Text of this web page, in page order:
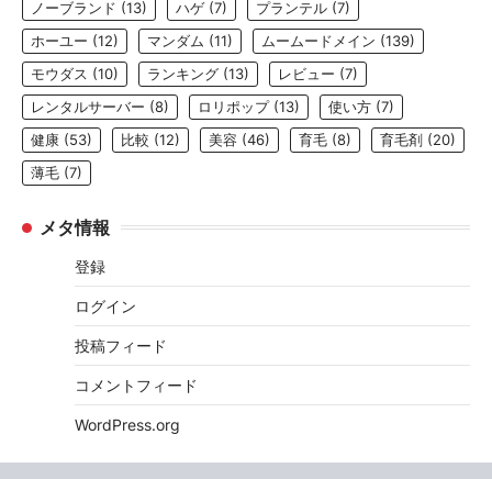
ノーブランド (13) ハゲ (7) プランテル (7)
ホーユー (12) マンダム (11) ムームードメイン (139)
モウダス (10) ランキング (13) レビュー (7)
レンタルサーバー (8) ロリポップ(13) 使い方 (7)
健康 (53) 比較 (12) 美容 (46) 育毛 (8) 育毛剤 (20)
薄毛 (7)
メタ情報
登録
ログイン
投稿フィード
コメントフィード
WordPress.org